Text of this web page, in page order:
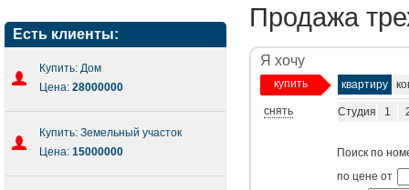
Есть клиенты:
Купить: Дом
Цена: 28000000
Купить: Земельный участок
Цена: 15000000
Продажа
Я хочу
купить
снять
квартиру
Студия 1
Поиск по
по цене от